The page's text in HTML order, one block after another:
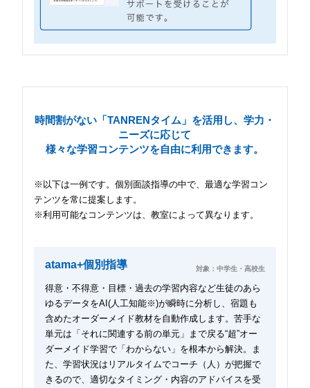
時間割がない「TANRENタイム」を活用し、学力・
ニーズに応じて
様々な学習コンテンツを自由に利用できます。
※以下は一例です。個別面談指導の中で、最適な学習コン
テンツを常に提案します。
※利用可能なコンテンツは、教室によって異なります。
atama+個別指導 対象：中学生・高校生
得意・不得意・目標・過去の学習内容など生徒のあら
ゆるデータをAI(人工知能※)が瞬時に分析し、宿題も
含めたオーダーメイド教材を自動作成します。苦手な
単元は「それに関連する前の単元」まで戻る“超”オー
ダーメイド学習で「わからない」を根本から解決。ま
た、学習状況はリアルタイムでコーチ（人）が把握で
きるので、適切なタイミング・内容のアドバイスを受